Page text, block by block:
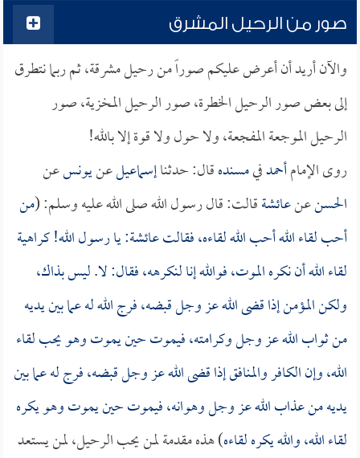
صور من الرحيل المشرق
والآن أريد أن أعرض عليكم صوراً من رحيل مشرقة، ثم ربما نتطرق
إلى بعض صور الرحيل الخطرة، صور الرحيل المخزية، صور
الرحيل الموجعة المفجعة، ولا حول ولا قوة إلا بالله!
روى الإمامأحمدفيمسندهقال: حدثناإسماعيلعنيونسعن
الحسنعنعائشةقالت: قال رسول الله صلى الله عليه وسلم: (من
أحب لقاء الله أحب الله لقاءه، فقالتعائشة: يا رسول الله! كراهية
لقاء الله أن نكره الموت، فوالله إنا لنكرهه، فقال: لا. ليس بذاك،
ولكن المؤمن إذا قضى الله عز وجل قبضه، فرج الله له عما بين يديه
من ثواب الله عز وجل وكرامته، فيموت حين يموت وهو يحب لقاء
الله، وإن الكافر والمنافق إذا قضى الله عز وجل قبضه، فرج له عما بين
يديه من عذاب الله عز وجل وهوانه، فيموت حين يموت وهو يكره
لقاء الله، والله يكره لقاءه) هذه مقدمة لمن يحب الرحيل، لمن يستعد